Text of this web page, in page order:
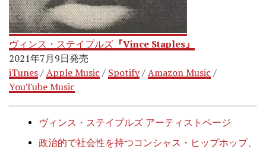
ヴィンス・ステイプルズ 『Vince Staples』
2021年7月9日発売
iTunes/Apple Music / Spotify/Amazon Music /
YouTube Music
ヴィンス・ステイプルズ アーティストページ
政治的で社会性を持つコンシャス・ヒップホップ、